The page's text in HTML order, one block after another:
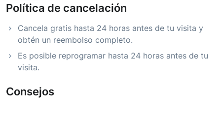
Política de cancelación
Cancela gratis hasta 24 horas antes de tu visita y
obtén un reembolso completo.
Es posible reprogramar hasta 24 horas antes de tu
visita.
Consejos